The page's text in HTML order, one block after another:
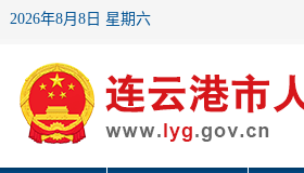
2026年8月8日 星期六